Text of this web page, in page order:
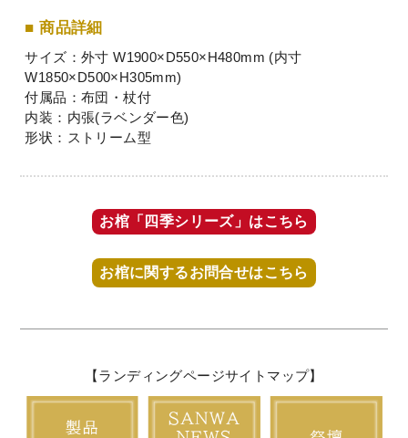
■ 商品詳細
サイズ：外寸 W1900×D550×H480mm (内寸
W1850×D500×H305mm)
付属品：布団・杖付
内装：内張(ラベンダー色)
形状：ストリーム型
お棺「四季シリーズ」はこちら
お棺に関するお問合せはこちら
【ランディングページサイトマップ】